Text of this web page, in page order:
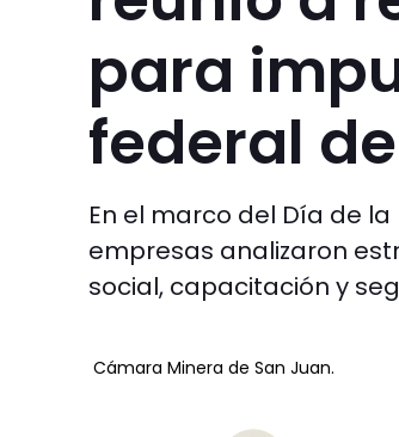
para
federal
En el marco del Día de
empresas analizaron
social, capacitación y
Cámara Minera de San Juan.